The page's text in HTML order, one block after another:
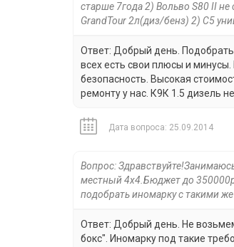
старше 7года 2) Вольво S80 II
GrandTour 2л(диз/бенз) 2) С5
Ответ: Добрый день.
всех есть свои плюсы и
безопасность. Высокая
ремонту у нас. К9К 1.5 дизель
Дата вопроса: 25.09.2014
Вопрос:
местный 4х4.Бюджет до
подобрать иномарку с такими
Ответ: Добрый день. Не
бокс". Иномарку под такие